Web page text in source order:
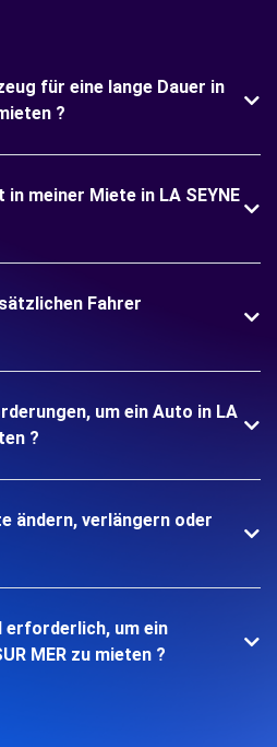
für eine lange Dauer in
?
meiner Miete in LA SEYNE
Fahrer
um ein Auto in LA
?
ändern, verlängern oder
erforderlich, um ein
MER zu mieten ?